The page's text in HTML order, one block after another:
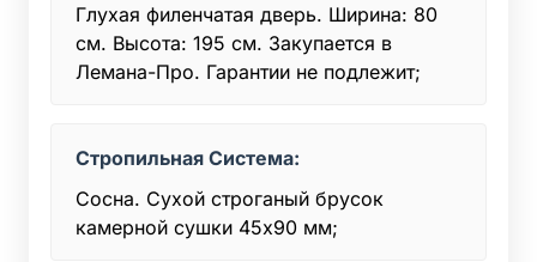
Глухая филенчатая дверь. Ширина: 80
см. Высота: 195 см. Закупается в
Лемана-Про. Гарантии не подлежит;
Стропильная Система:
Сосна. Сухой строганый брусок
камерной сушки 45x90 мм;